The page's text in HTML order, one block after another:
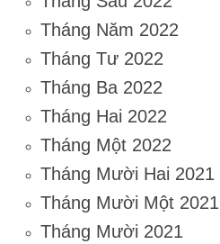
Tháng Năm 2022
Tháng Tư 2022
Tháng Ba 2022
Tháng Hai 2022
Tháng Một 2022
Tháng Mười Hai 2021
Tháng Mười Một 2021
Tháng Mười 2021